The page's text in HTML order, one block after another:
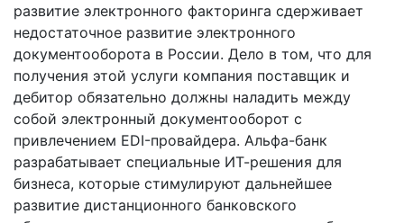
развитие электронного факторинга сдерживает
недостаточное развитие электронного
документооборота в России. Дело в том, что для
получения этой услуги компания поставщик и
дебитор обязательно должны наладить между
собой электронный документооборот с
привлечением EDI-провайдера. Альфа-банк
разрабатывает специальные ИТ-решения для
бизнеса, которые стимулируют дальнейшее
развитие дистанционного банковского